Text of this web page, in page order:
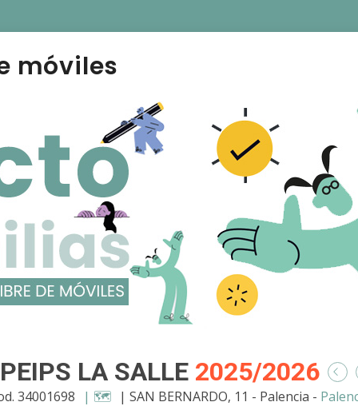
móviles
LA SALLE 2025/2026
34001698 | 🗺️ | SAN BERNARDO, 11 - Palencia -